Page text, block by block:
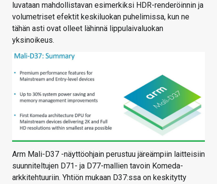
luvataan mahdollistavan esimerkiksi HDR-renderöinnin ja
volumetriset efektit keskiluokan puhelimissa, kun ne
tähän asti ovat olleet lähinnä lippulaivaluokan
yksinoikeus.
Arm Mali-D37 -näyttöohjain perustuu järeämpiin laitteisiin
suunniteltujen D71- ja D77-mallien tavoin Komeda-
arkkitehtuuriin. Yhtiön mukaan D37:ssa on keskitytty